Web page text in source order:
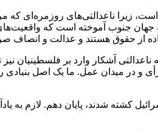
زیرا ناعدالتی‌های روزمره‌ای که
جهان جنوب آموخته است که
از حقوق هستند و عدالت و انصاف
در میدان عمل. ما یک اصل بنیادی
(این متن را) با ذکر نام‌های ۱۵ امدادگری که توسط